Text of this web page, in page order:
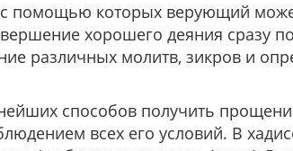
с помощью которых верующий
хорошего деяния сразу
различных молитв, зикров и
способов получить
всех его условий. В